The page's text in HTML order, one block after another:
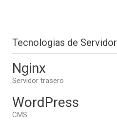
Tecnologias de Servidor
Nginx
Servidor trasero
WordPress
CMS